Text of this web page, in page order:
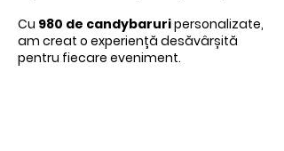
Cu 980 de candybaruripersonalizate,
am creat o experiență desăvârșită
pentru fiecare eveniment.